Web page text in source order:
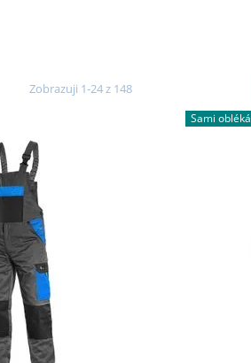
Zobrazuji 1-24 z 148
Sami